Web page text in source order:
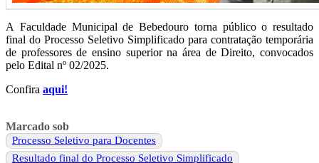
A Faculdade Municipal de Bebedouro torna público o resultado
final do Processo Seletivo Simplificado para contratação temporária
de professores de ensino superior na área de Direito, convocados
pelo Edital nº 02/2025.
Confira aqui!
Marcado sob
Processo Seletivo para Docentes
Resultado final do Processo Seletivo Simplificado